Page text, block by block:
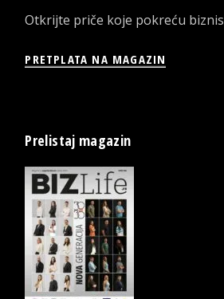
Otkrijte priče koje pokreću biznis
PRETPLATA NA MAGAZIN
Prelistaj magazin